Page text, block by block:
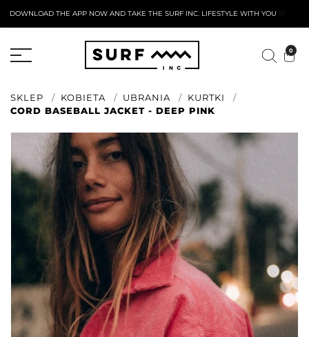
DOWNLOAD THE APP NOW AND TAKE THE SURF INC. LIFESTYLE WITH YOU 🤍
0
SKLEP KOBIETA UBRANIA
KURTKI
CORD BASEBALL JACKET - DEEP PINK
AKTYWNY FORMULARZ ZWROTU